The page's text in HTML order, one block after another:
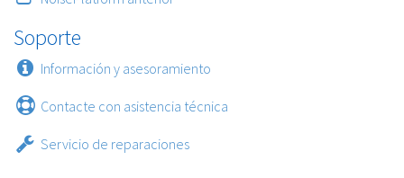
Soporte
Información y asesoramiento
Contacte con asistencia técnica
Servicio de reparaciones